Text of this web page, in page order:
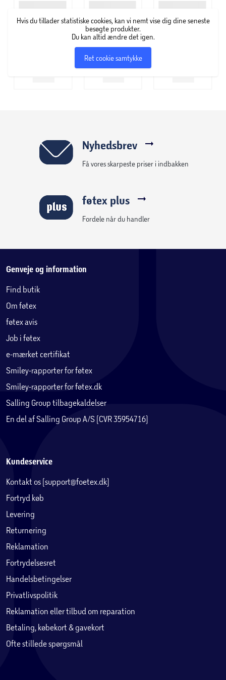
indbygget mikrofon og højttaler.
– Gemmer lokalt op til 256 GB 2K QHD-
video på et microSD-kort (sælges separat), hvilket giver
nem adgang til dine videooptagelser.
– Gør hverdagen lettere med
Hvis du tillader statistiske cookies, kan vi nemt vise dig dine seneste
besøgte produkter.
Du kan altid ændre det igen.
Ret cookie samtykke
Nyhedsbrev
Få vores skarpeste priser i indbakken
føtex plus
Fordele når du handler
Genveje og information
Find butik
Om føtex
føtex avis
Job i føtex
e-mærket certifikat
Smiley-rapporter for føtex
Smiley-rapporter for føtex.dk
Salling Group tilbagekaldelser
En del af Salling Group A/S (CVR 35954716)
Kundeservice
Kontakt os (support@foetex.dk)
Fortryd køb
Levering
Returnering
Reklamation
Fortrydelsesret
Handelsbetingelser
Privatlivspolitik
Reklamation eller tilbud om reparation
Betaling, købekort & gavekort
Ofte stillede spørgsmål